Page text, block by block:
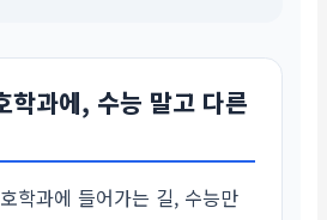
학과에, 수능 말고 다른
학과에 들어가는 길, 수능만